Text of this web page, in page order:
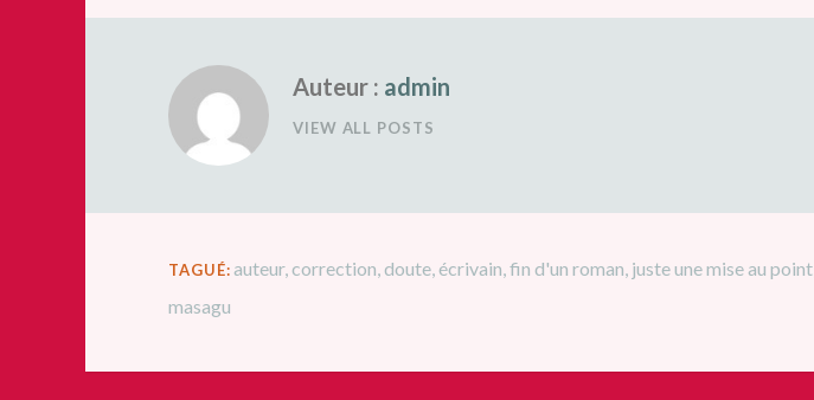
Auteur : admin
VIEW ALL POSTS
TAGUÉ: auteur,correction doute ,écrivain ,fin d'un roman juste une mise au point
masagu